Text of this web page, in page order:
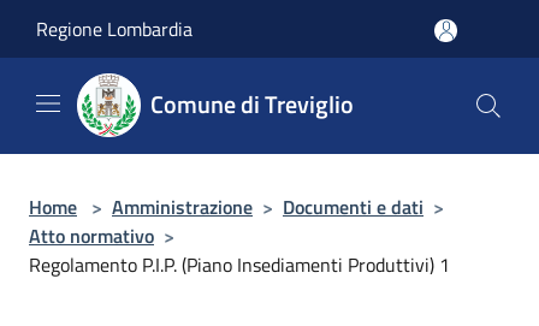
Regione Lombardia
Comune di Treviglio
Home > Amministrazione > Documenti e dati >
Atto normativo >
Regolamento P.I.P. (Piano Insediamenti Produttivi) 1